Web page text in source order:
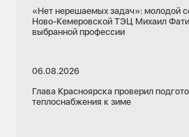
«Нет нерешаемых задач»: молодой
Ново-Кемеровской ТЭЦ Михаил
выбранной профессии
06.08.2026
Глава Красноярска проверил
теплоснабжения к зиме